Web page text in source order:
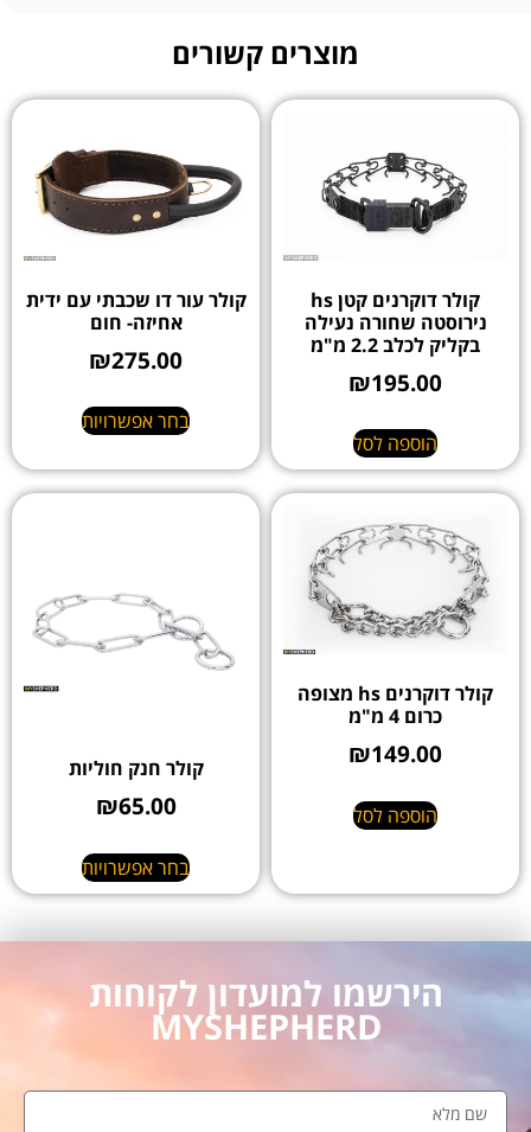
מוצרים קשורים
קולר דוקרנים קטן hs
נירוסטה שחורה נעילה
בקליק לכלב 2.2 מ"מ
₪195.00
הוספה לסל
קולר עור דו שכבתי עם ידית
אחיזה- חום
₪275.00
בחר אפשרויות
קולר דוקרנים hs מצופה
כרום 4 מ"מ
₪149.00
הוספה לסל
קולר חנק חוליות
₪65.00
בחר אפשרויות
הירשמו למועדון לקוחות
MYSHEPHERD